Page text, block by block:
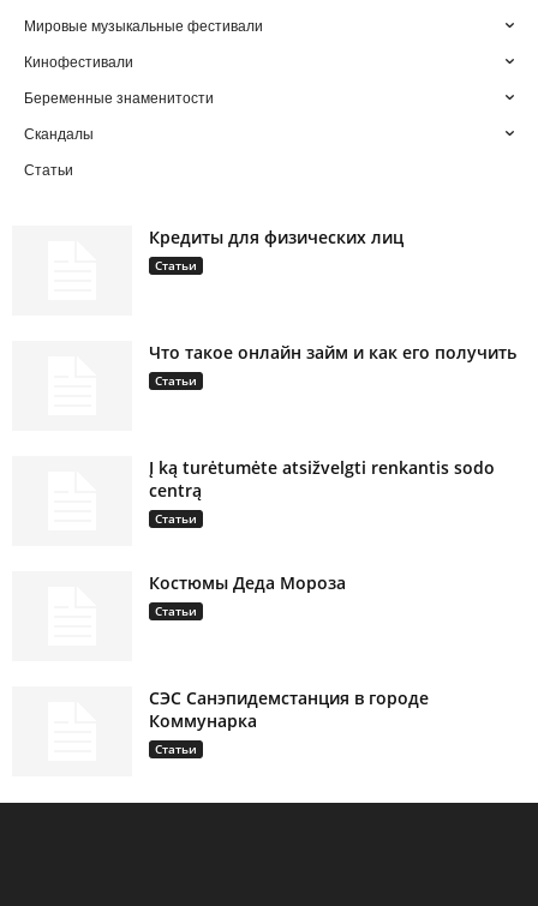
Мировые музыкальные фестивали
Кинофестивали
Беременные знаменитости
Скандалы
Статьи
Кредиты для физических лиц
Статьи
Что такое онлайн займ и как его получить
Статьи
Į ką turėtumėte atsižvelgti renkantis sodo
centrą
Статьи
Костюмы Деда Мороза
Статьи
СЭС Санэпидемстанция в городе
Коммунарка
Статьи